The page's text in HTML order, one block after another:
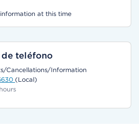
at this time
de teléfono
Cancellations/Information
(Local)